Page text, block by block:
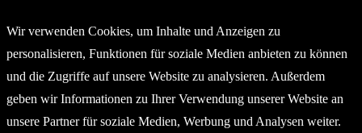
Wir verwenden Cookies, um Inhalte und Anzeigen zu
personalisieren, Funktionen für soziale Medien anbieten zu können
und die Zugriffe auf unsere Website zu analysieren. Außerdem
geben wir Informationen zu Ihrer Verwendung unserer Website an
unsere Partner für soziale Medien, Werbung und Analysen weiter.